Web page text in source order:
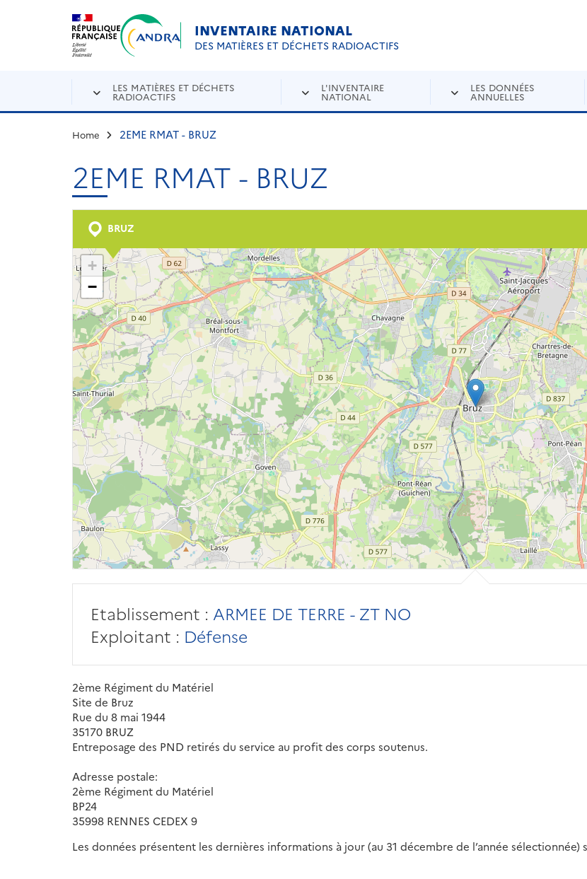
Aller au contenu principal
INVENTAIRE NATIONAL
DES MATIÈRES ET DÉCHETS RADIOACTIFS
LES MATIÈRES ET DÉCHETS
RADIOACTIFS
L'INVENTAIRE
NATIONAL
LES DONNÉES
ANNUELLES
Home 2EME RMAT - BRUZ
2EME RMAT - BRUZ
BRUZ
+
−
Etablissement : ARMEE DE TERRE - ZT NO
Exploitant : Défense
2ème Régiment du Matériel
Site de Bruz
Rue du 8 mai 1944
35170 BRUZ
Entreposage des PND retirés du service au profit des corps soutenus.
Adresse postale:
2ème Régiment du Matériel
BP24
35998 RENNES CEDEX 9
Les données présentent les dernières informations à jour (au 31 décembre de l’année